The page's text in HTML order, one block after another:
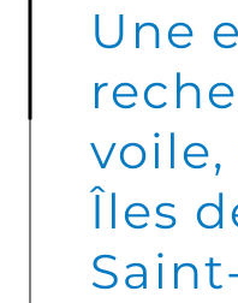
Une
Îles